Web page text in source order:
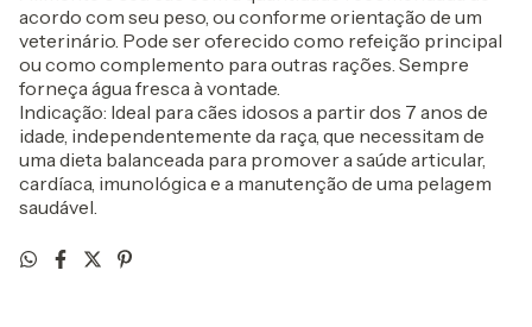
acordo com seu peso, ou conforme orientação de um
veterinário. Pode ser oferecido como refeição principal
ou como complemento para outras rações. Sempre
forneça água fresca à vontade.
Indicação: Ideal para cães idosos a partir dos 7 anos de
idade, independentemente da raça, que necessitam de
uma dieta balanceada para promover a saúde articular,
cardíaca, imunológica e a manutenção de uma pelagem
saudável.